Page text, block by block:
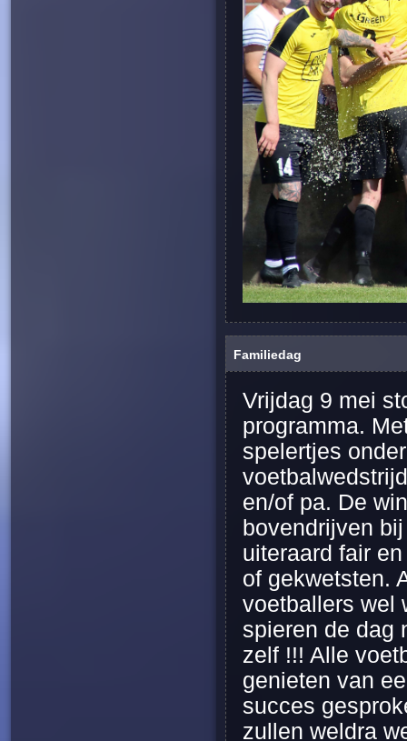
Familiedag
Vrijdag 9 mei
programma.
spelertjes
en/of pa. De
bovendrijven
uiteraard fair
of gekwetsten.
voetballers wel
spieren de dag
zelf !!! Alle
genieten van
succes
zullen weldra